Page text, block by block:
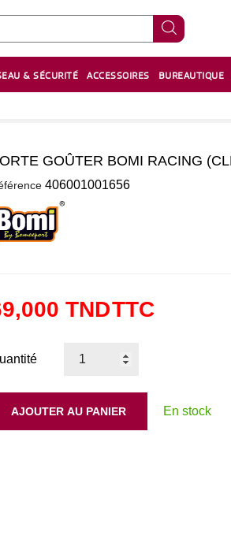
& SÉCURITÉ ACCESSOIRES BUREAUTIQUE
GOÛTER BOMI RACING
406001001656
TNDTTC
AJOUTER AU PANIER En stock